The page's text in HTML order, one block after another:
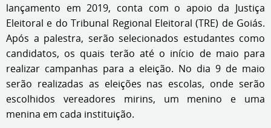
lançamento em 2019, conta com o apoio da Justiça
Eleitoral e do Tribunal Regional Eleitoral (TRE) de Goiás.
Após a palestra, serão selecionados estudantes como
candidatos, os quais terão até o início de maio para
realizar campanhas para a eleição. No dia 9 de maio
serão realizadas as eleições nas escolas, onde serão
escolhidos vereadores mirins, um menino e uma
menina em cada instituição.